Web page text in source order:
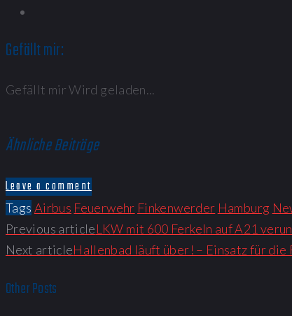
Gefällt mir:
Gefällt mirWird geladen...
Ähnliche Beiträge
Leave a comment
Tags Airbus Feuerwehr Finkenwerder Hamburg
Previous articleLKW mit 600 Ferkeln auf A21
Next articleHallenbad läuft über! – Einsatz für die
Other Posts